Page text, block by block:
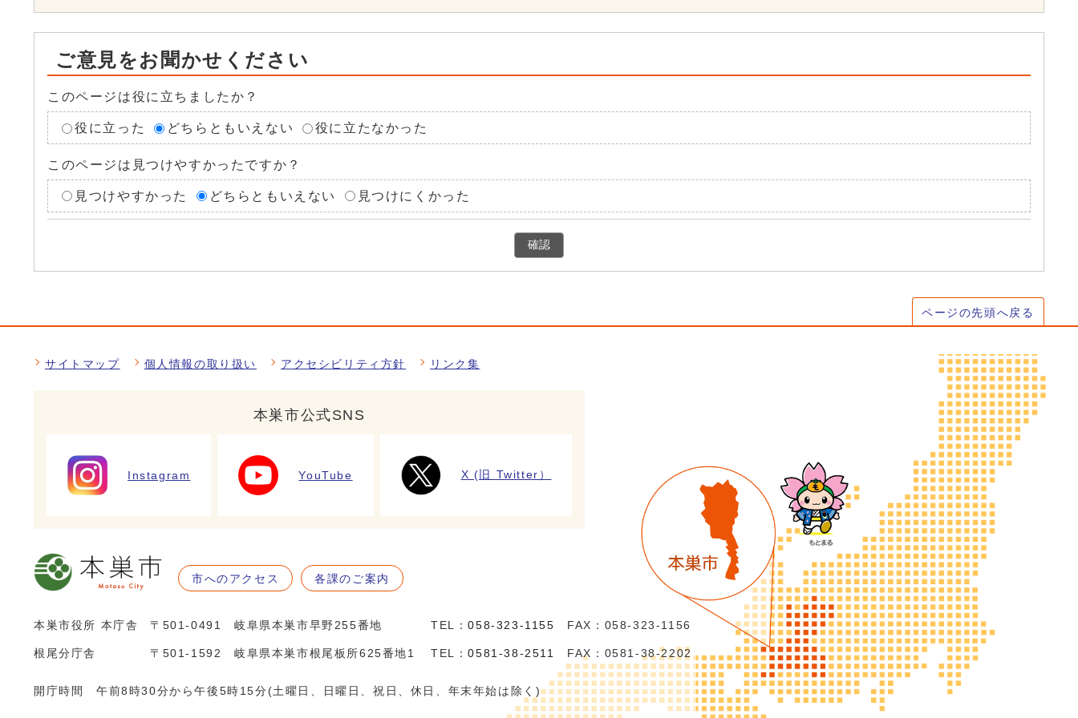
ご意見をお聞かせください
このページは役に立ちましたか？
役に立った どちらともいえない 役に立たなかった
このページは見つけやすかったですか？
見つけやすかった どちらともいえない 見つけにくかった
確認
ページの先頭へ戻る
サイトマップ 個人情報の取り扱い アクセシビリティ方針 リンク集
本巣市公式SNS
Instagram YouTube X (旧 Twitter）
市へのアクセス 各課のご案内
本巣市役所 本庁舎 〒501-0491 岐阜県本巣市早野255番地 TEL：058-323-1155 FAX：058-323-1156
根尾分庁舎 〒501-1592 岐阜県本巣市根尾板所625番地1 TEL：0581-38-2511 FAX：0581-38-2202
開庁時間 午前8時30分から午後5時15分(土曜日、日曜日、祝日、休日、年末年始は除く)